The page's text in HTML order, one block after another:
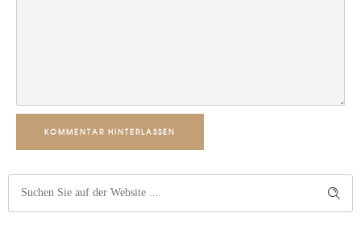
KOMMENTAR HINTERLASSEN